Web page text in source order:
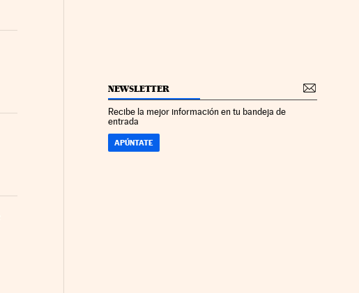
NEWSLETTER
Recibe la mejor información en tu bandeja de
entrada
APÚNTATE